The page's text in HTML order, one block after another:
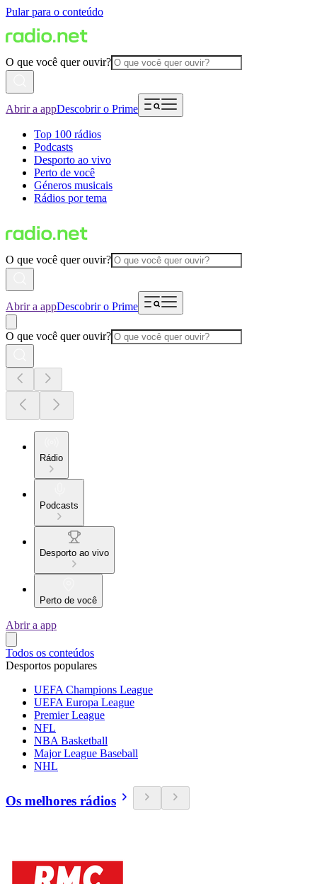
Pular para o conteúdo
O que você quer ouvir?
Abrir a appDescobrir o Prime
Top 100 rádios
Podcasts
Desporto ao vivo
Perto de você
Géneros musicais
Rádios por tema
O que você quer ouvir?
Abrir a appDescobrir o Prime
O que você quer ouvir?
Rádio
Podcasts
Desporto ao vivo
Perto de você
Abrir a app
Todos os conteúdos
Desportos populares
UEFA Champions League
UEFA Europa League
Premier League
NFL
NBA Basketball
Major League Baseball
NHL
Os melhores rádios